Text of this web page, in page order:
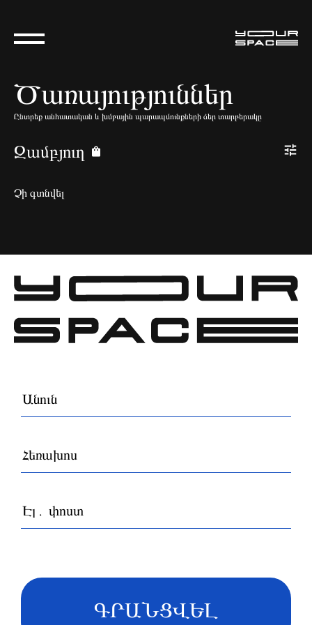
Ծառայություններ
Ընտրեք անհատական և խմբային պարապմունքների ձեր տարբերակը
Զամբյուղ
Չի գտնվել
ԳՐԱՆՑՎԵԼ